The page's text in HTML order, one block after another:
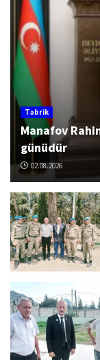
Təbrik
Manafov
günüdür
02.08.2026